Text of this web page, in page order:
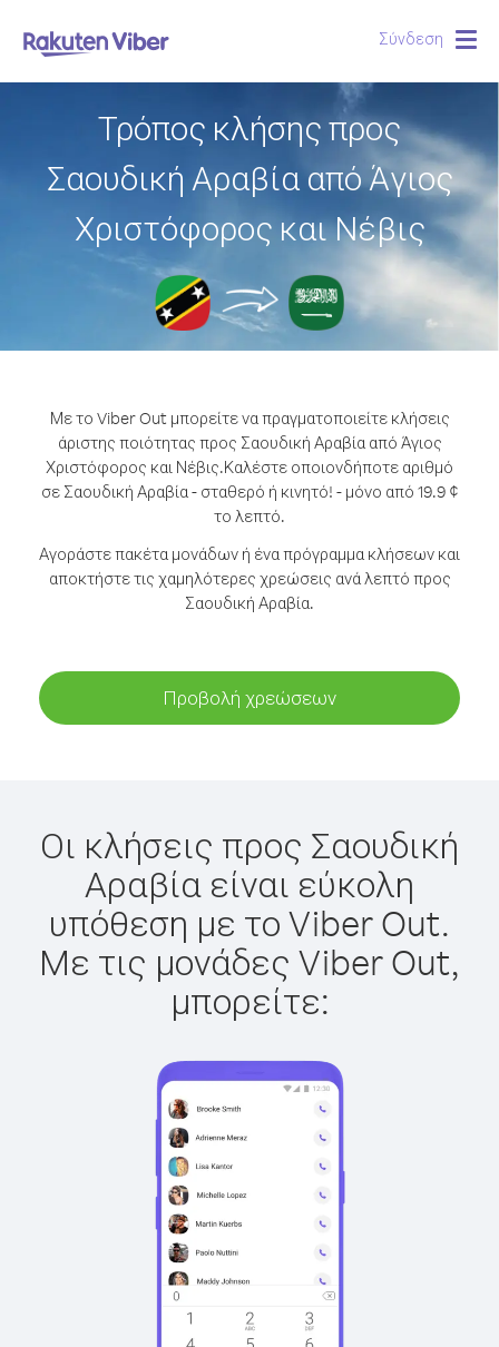
Σύνδεση
Τρόπος κλήσης προς
Σαουδική Αραβία από Άγιος
Χριστόφορος και Νέβις
Με το Viber Out μπορείτε να πραγματοποιείτε κλήσεις
άριστης ποιότητας προς Σαουδική Αραβία από Άγιος
Χριστόφορος και Νέβις.Καλέστε οποιονδήποτε αριθμό
σε Σαουδική Αραβία - σταθερό ή κινητό! - μόνο από 19.9 ¢
το λεπτό.
Αγοράστε πακέτα μονάδων ή ένα πρόγραμμα κλήσεων και
αποκτήστε τις χαμηλότερες χρεώσεις ανά λεπτό προς
Σαουδική Αραβία.
Προβολή χρεώσεων
Οι κλήσεις προς Σαουδική
Αραβία είναι εύκολη
υπόθεση με το Viber Out.
Με τις μονάδες Viber Out,
μπορείτε: